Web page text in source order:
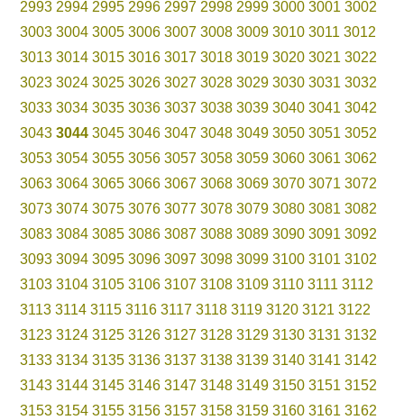
2993 2994 2995 2996 2997 2998 2999 3000 3001 3002
3003 3004 3005 3006 3007 3008 3009 3010 3011 3012
3013 3014 3015 3016 3017 3018 3019 3020 3021 3022
3023 3024 3025 3026 3027 3028 3029 3030 3031 3032
3033 3034 3035 3036 3037 3038 3039 3040 3041 3042
3043 3044 3045 3046 3047 3048 3049 3050 3051 3052
3053 3054 3055 3056 3057 3058 3059 3060 3061 3062
3063 3064 3065 3066 3067 3068 3069 3070 3071 3072
3073 3074 3075 3076 3077 3078 3079 3080 3081 3082
3083 3084 3085 3086 3087 3088 3089 3090 3091 3092
3093 3094 3095 3096 3097 3098 3099 3100 3101 3102
3103 3104 3105 3106 3107 3108 3109 3110 3111 3112
3113 3114 3115 3116 3117 3118 3119 3120 3121 3122
3123 3124 3125 3126 3127 3128 3129 3130 3131 3132
3133 3134 3135 3136 3137 3138 3139 3140 3141 3142
3143 3144 3145 3146 3147 3148 3149 3150 3151 3152
3153 3154 3155 3156 3157 3158 3159 3160 3161 3162